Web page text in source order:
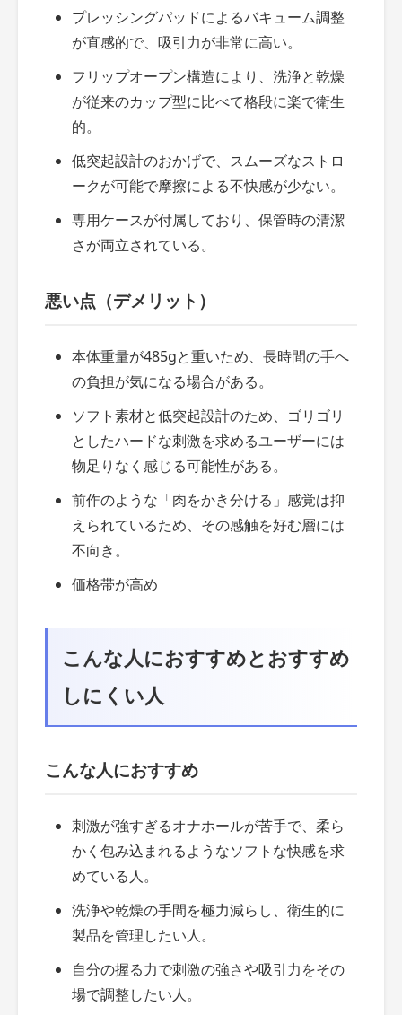
プレッシングパッドによるバキューム調整
が直感的で、吸引力が非常に高い。
フリップオープン構造により、洗浄と乾燥
が従来のカップ型に比べて格段に楽で衛生
的。
低突起設計のおかげで、スムーズなストロ
ークが可能で摩擦による不快感が少ない。
専用ケースが付属しており、保管時の清潔
さが両立されている。
悪い点（デメリット）
本体重量が485gと重いため、長時間の手へ
の負担が気になる場合がある。
ソフト素材と低突起設計のため、ゴリゴリ
としたハードな刺激を求めるユーザーには
物足りなく感じる可能性がある。
前作のような「肉をかき分ける」感覚は抑
えられているため、その感触を好む層には
不向き。
価格帯が高め
こんな人におすすめとおすすめ
しにくい人
こんな人におすすめ
刺激が強すぎるオナホールが苦手で、柔ら
かく包み込まれるようなソフトな快感を求
めている人。
洗浄や乾燥の手間を極力減らし、衛生的に
製品を管理したい人。
自分の握る力で刺激の強さや吸引力をその
場で調整したい人。